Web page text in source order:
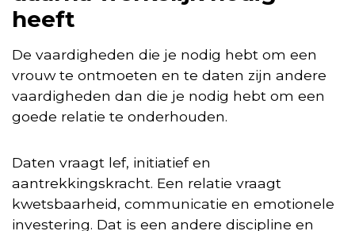
heeft
De vaardigheden die je nodig hebt om een
vrouw te ontmoeten en te daten zijn andere
vaardigheden dan die je nodig hebt om een
goede relatie te onderhouden.
Daten vraagt lef, initiatief en
aantrekkingskracht. Een relatie vraagt
kwetsbaarheid, communicatie en emotionele
investering. Dat is een andere discipline en